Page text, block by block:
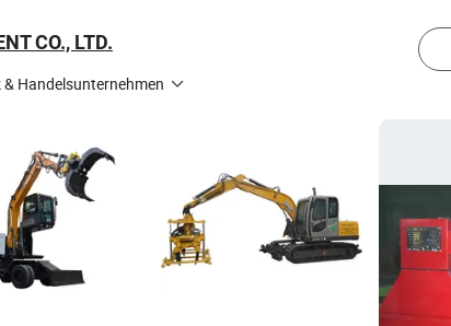
CO., LTD.
Handelsunternehmen